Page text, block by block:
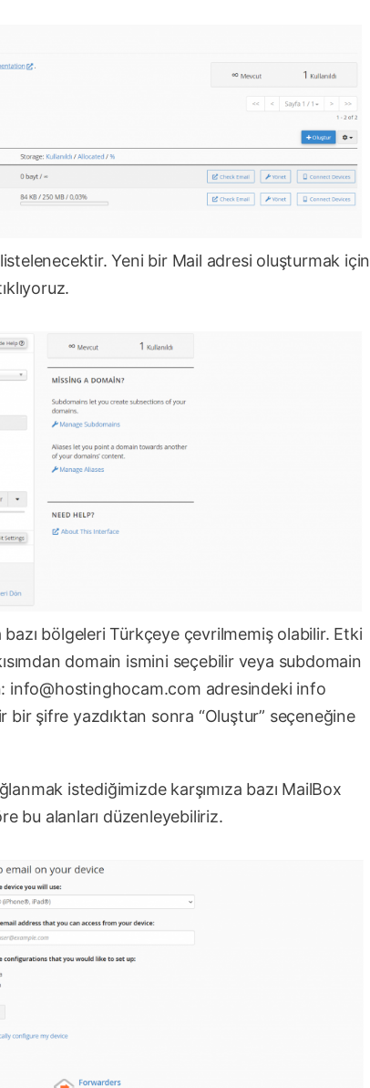
Yeni bir Mail adresi oluşturmak için
bölgeleri Türkçeye çevrilmemiş olabilir. Etki
domain ismini seçebilir veya subdomain
info@hostinghocam.com adresindeki info
bir şifre yazdıktan sonra “Oluştur” seçeneğine
istediğimizde karşımıza bazı MailBox
bu alanları düzenleyebiliriz.